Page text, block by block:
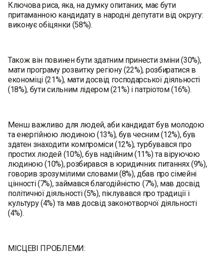
Ключова риса, яка, на думку опитаних, має бути
притаманною кандидату в народні депутати від округу:
виконує обіцянки (58%).
Також він повинен бути здатним принести зміни (30%),
мати програму розвитку регіону (22%), розбиратися в
економіці (21%), мати досвід господарської діяльності
(18%), бути сильним лідером (21%) і патріотом (16%).
Менш важливо для людей, аби кандидат був молодою
та енергійною людиною (13%), був чесним (12%), був
здатен знаходити компроміси (12%), турбувався про
простих людей (10%), був надійним (11%) та віруючою
людиною (10%), розбирався в юридичних питаннях (9%),
говорив зрозумілими словами (8%), дбав про сімейні
цінності (7%), займався благодійністю (7%), мав досвід
політичної діяльності (5%), піклувався про традиції і
культуру (4%) та мав досвід законотворчої діяльності
(4%).
МІСЦЕВІ ПРОБЛЕМИ: